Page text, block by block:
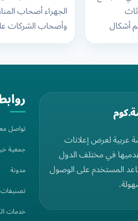
أشكال
حيث
الأثاث
العينية
الجهراء أصحاب
وأصحاب الشركات
بالأثاث المستعمل
داخل…
عربية لعرض إعلانات
في مختلف الدول
المستخدم على الوصول
تواصل
جمعية
مدونة
خدمات